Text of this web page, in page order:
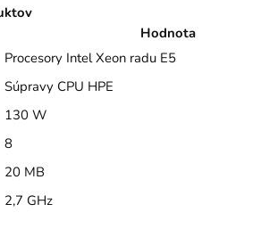
Hodnota
Procesory Intel Xeon radu E5
Súpravy CPU HPE
130 W
8
20 MB
2,7 GHz